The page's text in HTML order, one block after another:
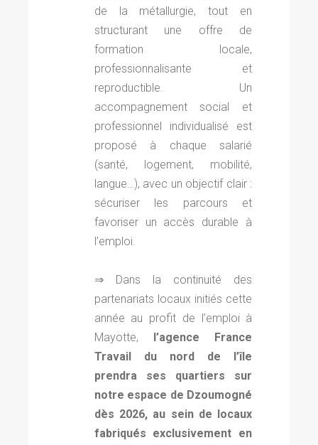
de la métallurgie, tout en
structurant une offre de
formation locale,
professionnalisante et
reproductible. Un
accompagnement social et
professionnel individualisé est
proposé à chaque salarié
(santé, logement, mobilité,
langue…), avec un objectif clair :
sécuriser les parcours et
favoriser un accès durable à
l’emploi.
⇒ Dans la continuité des
partenariats locaux initiés cette
année au profit de l’emploi à
Mayotte, l’agence France
Travail du nord de l’île
prendra ses quartiers sur
notre espace de Dzoumogné
dès 2026, au sein de locaux
fabriqués exclusivement en